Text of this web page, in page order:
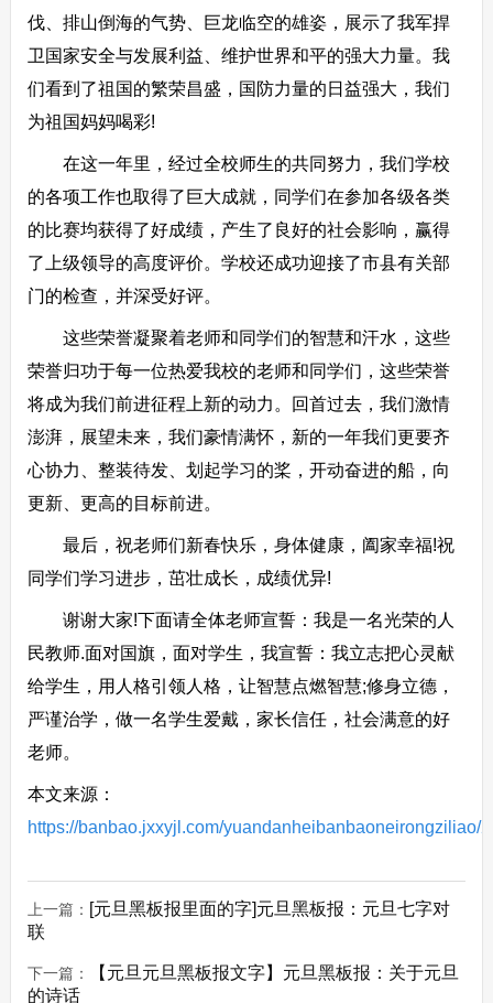
伐、排山倒海的气势、巨龙临空的雄姿，展示了我军捍
卫国家安全与发展利益、维护世界和平的强大力量。我
们看到了祖国的繁荣昌盛，国防力量的日益强大，我们
为祖国妈妈喝彩!
在这一年里，经过全校师生的共同努力，我们学校
的各项工作也取得了巨大成就，同学们在参加各级各类
的比赛均获得了好成绩，产生了良好的社会影响，赢得
了上级领导的高度评价。学校还成功迎接了市县有关部
门的检查，并深受好评。
这些荣誉凝聚着老师和同学们的智慧和汗水，这些
荣誉归功于每一位热爱我校的老师和同学们，这些荣誉
将成为我们前进征程上新的动力。回首过去，我们激情
澎湃，展望未来，我们豪情满怀，新的一年我们更要齐
心协力、整装待发、划起学习的桨，开动奋进的船，向
更新、更高的目标前进。
最后，祝老师们新春快乐，身体健康，阖家幸福!祝
同学们学习进步，茁壮成长，成绩优异!
谢谢大家!下面请全体老师宣誓：我是一名光荣的人
民教师.面对国旗，面对学生，我宣誓：我立志把心灵献
给学生，用人格引领人格，让智慧点燃智慧;修身立德，
严谨治学，做一名学生爱戴，家长信任，社会满意的好
老师。
本文来源：
https://banbao.jxxyjl.com/yuandanheibanbaoneirongziliao/
上一篇： [元旦黑板报里面的字]元旦黑板报：元旦七字对
联
下一篇：
【元旦元旦黑板报文字】元旦黑板报：关于元旦
的诗话